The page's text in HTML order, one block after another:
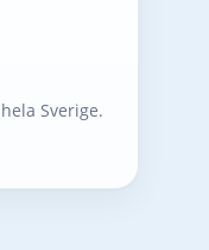
Sverige.